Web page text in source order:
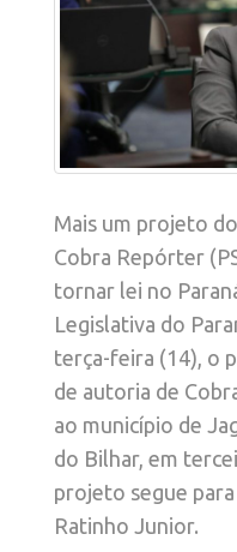
Mais um projeto
Cobra Repórter
tornar lei no
Legislativa do
terça-feira (14), o
de autoria de
ao município de
do Bilhar, em
projeto segue
Ratinho Junior.